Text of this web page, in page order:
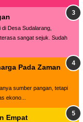
Desa Sudalarang,
sangat sejuk. Sudah
Pada Zaman
sumber pangan, tetapi
ekono...
Empat